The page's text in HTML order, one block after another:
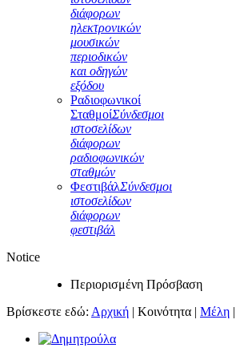
διάφορων
ηλεκτρονικών
μουσικών
περιοδικών
και οδηγών
εξόδου
Ραδιοφωνικοί
ΣταθμοίΣύνδεσμοι
ιστοσελίδων
διάφορων
ραδιοφωνικών
σταθμών
ΦεστιβάλΣύνδεσμοι
ιστοσελίδων
διάφορων
φεστιβάλ
Notice
Περιορισμένη Πρόσβαση
Βρίσκεστε εδώ: Αρχική | Κοινότητα | Μέλη |